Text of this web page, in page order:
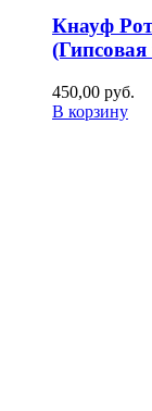
Кнауф
450,00 руб.
В корзину